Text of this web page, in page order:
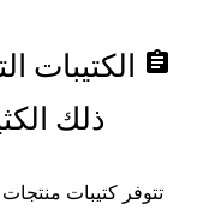
assignment الكتيبات
ذلك